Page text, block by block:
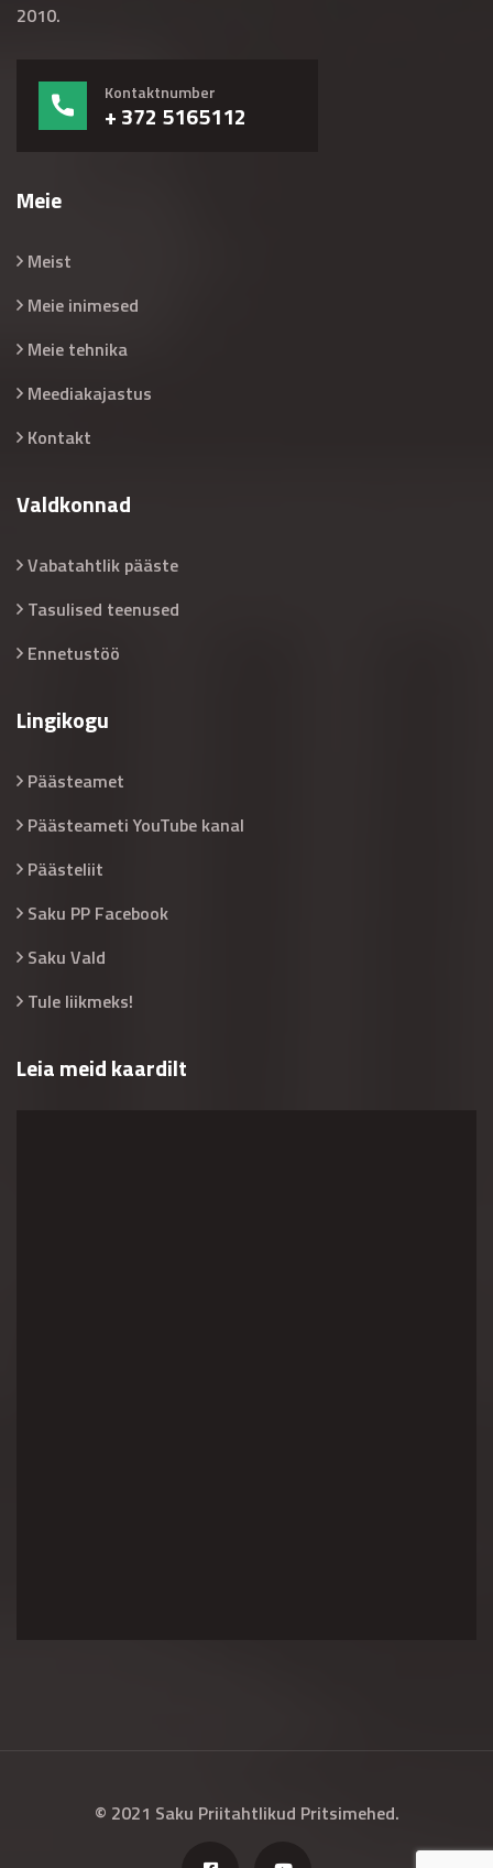
2010.
Kontaktnumber
+ 372 5165112
Meie
Meist
Meie inimesed
Meie tehnika
Meediakajastus
Kontakt
Valdkonnad
Vabatahtlik pääste
Tasulised teenused
Ennetustöö
Lingikogu
Päästeamet
Päästeameti YouTube kanal
Päästeliit
Saku PP Facebook
Saku Vald
Tule liikmeks!
Leia meid kaardilt
© 2021 Saku Priitahtlikud Pritsimehed.